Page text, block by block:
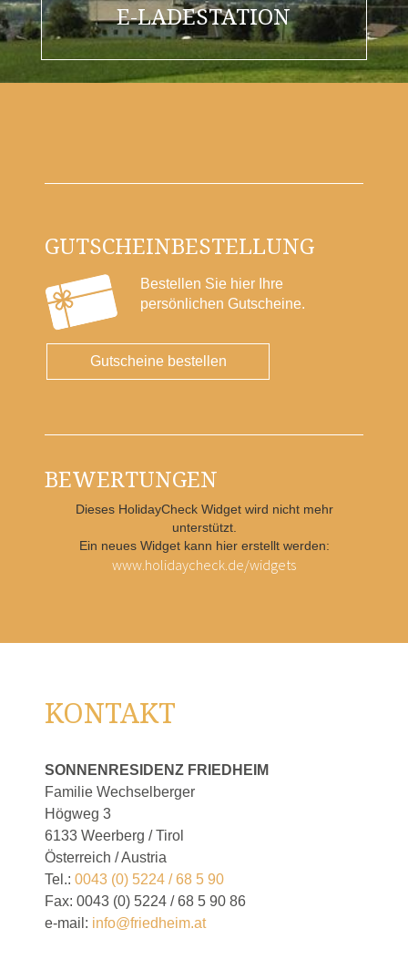
E-LADESTATION
GUTSCHEINBESTELLUNG
Bestellen Sie hier Ihre
persönlichen Gutscheine.
Gutscheine bestellen
BEWERTUNGEN
Dieses HolidayCheck Widget wird nicht mehr
unterstützt.
Ein neues Widget kann hier erstellt werden:
www.holidaycheck.de/widgets
KONTAKT
SONNENRESIDENZ FRIEDHEIM
Familie Wechselberger
Högweg 3
6133 Weerberg / Tirol
Österreich / Austria
Tel.: 0043 (0) 5224 / 68 5 90
Fax: 0043 (0) 5224 / 68 5 90 86
e-mail: info@friedheim.at